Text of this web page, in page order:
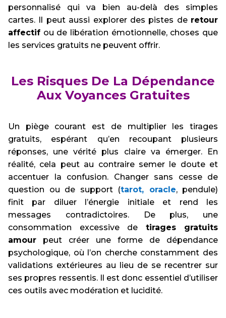
personnalisé qui va bien au-delà des simples
cartes. Il peut aussi explorer des pistes de retour
affectif ou de libération émotionnelle, choses que
les services gratuits ne peuvent offrir.
Les Risques De La Dépendance
Aux Voyances Gratuites
Un piège courant est de multiplier les tirages
gratuits, espérant qu’en recoupant plusieurs
réponses, une vérité plus claire va émerger. En
réalité, cela peut au contraire semer le doute et
accentuer la confusion. Changer sans cesse de
question ou de support (tarot, oracle, pendule)
finit par diluer l’énergie initiale et rend les
messages contradictoires. De plus, une
consommation excessive de tirages gratuits
amour peut créer une forme de dépendance
psychologique, où l’on cherche constamment des
validations extérieures au lieu de se recentrer sur
ses propres ressentis. Il est donc essentiel d’utiliser
ces outils avec modération et lucidité.